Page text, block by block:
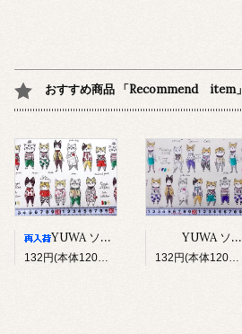
おすすめ商品 「Recommend item」
YUWA ソバカスキッズ Rough sketch（アイボリー）
132円(本体120円、税12円)
YUWA ソバカスキッズ Rough sketch（ライトグレージュ）
132円(本体120円、税12円)